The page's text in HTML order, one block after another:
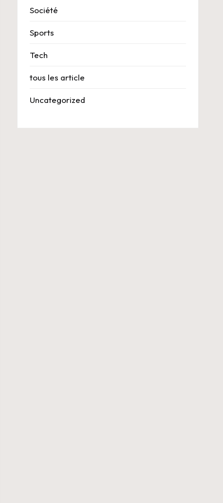
Société
Sports
Tech
tous les article
Uncategorized